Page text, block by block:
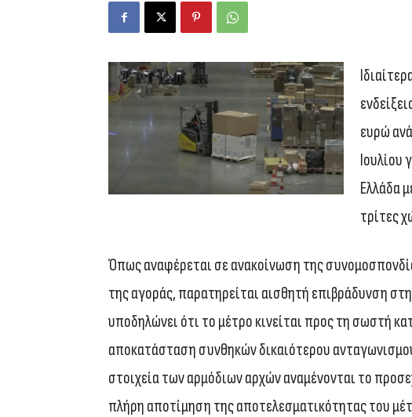
ευρώ
Ιουλίου
Ελλάδα
τρίτες
Όπως αναφέρεται σε ανακοίνωση της
της αγοράς, παρατηρείται αισθητή επιβράδυνση
υποδηλώνει ότι το μέτρο κινείται προς τη σωστή
αποκατάσταση συνθηκών δικαιότερου
στοιχεία των αρμόδιων αρχών αναμένονται το
πλήρη αποτίμηση της αποτελεσματικότητας του